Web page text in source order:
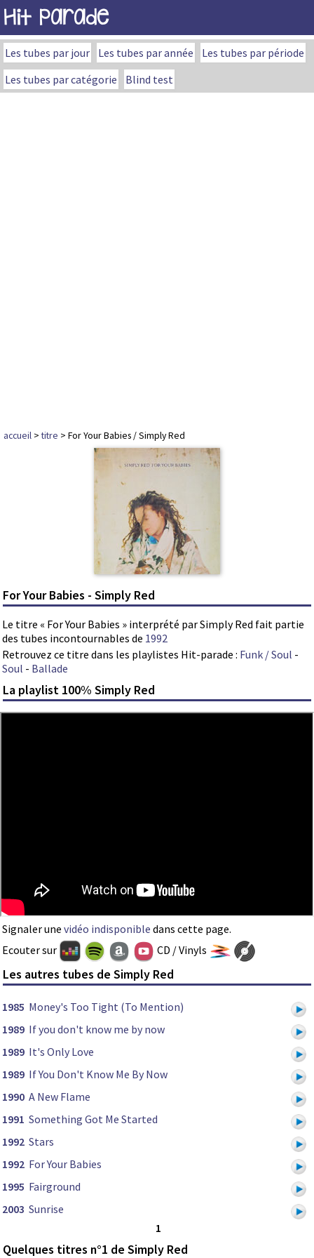
Hit Parade
Les tubes par jour Les tubes par année
Les tubes par période
Les tubes par catégorie
Blind test
accueil >titre > For Your Babies / Simply Red
For Your Babies - Simply Red
Le titre « For Your Babies » interprété par Simply Red fait partie
des tubes incontournables de 1992
Retrouvez ce titre dans les playlistes Hit-parade : Funk / Soul -
Soul - Ballade
La playlist 100% Simply Red
Signaler une vidéo indisponible dans cette page.
Ecouter sur
CD / Vinyls
Les autres tubes de Simply Red
1985 Money's Too Tight (To Mention)
1989 If you don't know me by now
1989 It's Only Love
1989 If You Don't Know Me By Now
1990 A New Flame
1991 Something Got Me Started
1992 Stars
1992 For Your Babies
1995 Fairground
2003 Sunrise
1
Quelques titres n°1 de Simply Red